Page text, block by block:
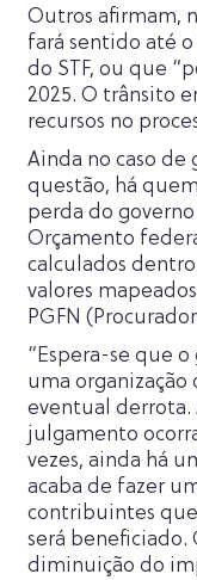
Outros afirmam,
fará sentido até
do STF, ou que
2025. O trânsito
recursos no
Ainda no caso de
questão, há
perda do
Orçamento
calculados
valores
PGFN
“Espera-se que
uma organização
eventual derrota.
julgamento
vezes, ainda há
acaba de fazer
contribuintes
será beneficiado.
diminuição do